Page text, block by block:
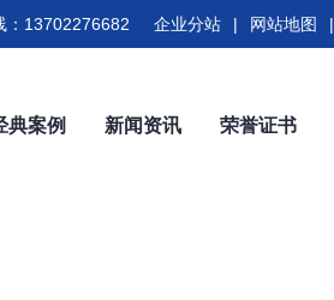
典案例 新闻资讯 荣誉证书
13702276682 企业分站 | 网站地图 |